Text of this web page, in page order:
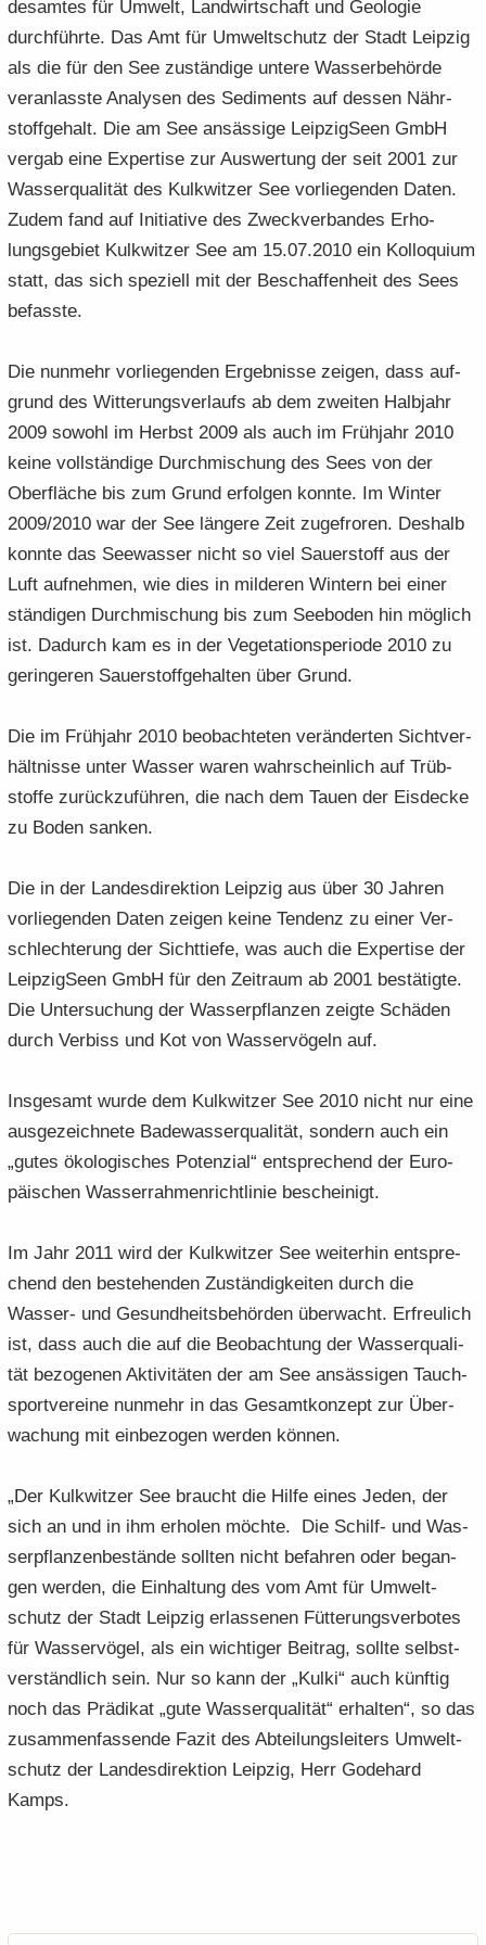
des­am­tes für Um­welt, Land­wirt­schaft und Geo­lo­gie
durch­führ­te. Das Amt für Um­welt­schutz der Stadt Leip­zig
als die für den See zu­stän­di­ge un­te­re Was­ser­be­hör­de
ver­an­lass­te Ana­ly­sen des Se­di­ments auf des­sen Nähr­
stoff­ge­halt. Die am See an­säs­si­ge Leip­zig­Se­en GmbH
ver­gab eine Ex­per­ti­se zur Aus­wer­tung der seit 2001 zur
Was­ser­qua­li­tät des Kulk­wit­zer See vor­lie­gen­den Daten.
Zudem fand auf In­itia­ti­ve des Zweck­ver­ban­des Er­ho­
lungs­ge­biet Kulk­wit­zer See am 15.07.2010 ein Kol­lo­qui­um
statt, das sich spe­zi­ell mit der Be­schaf­fen­heit des Sees
be­fass­te.
Die nun­mehr vor­lie­gen­den Er­geb­nis­se zei­gen, dass auf­
grund des Wit­te­rungs­ver­laufs ab dem zwei­ten Halb­jahr
2009 so­wohl im Herbst 2009 als auch im Früh­jahr 2010
keine voll­stän­di­ge Durch­mi­schung des Sees von der
Ober­flä­che bis zum Grund er­fol­gen konn­te. Im Win­ter
2009/2010 war der See län­ge­re Zeit zu­ge­fro­ren. Des­halb
konn­te das See­was­ser nicht so viel Sauer­stoff aus der
Luft auf­neh­men, wie dies in mil­de­ren Win­tern bei einer
stän­di­gen Durch­mi­schung bis zum See­bo­den hin mög­lich
ist. Da­durch kam es in der Ve­ge­ta­ti­ons­pe­ri­ode 2010 zu
ge­rin­ge­ren Sauer­stoff­ge­hal­ten über Grund.
Die im Früh­jahr 2010 be­ob­ach­te­ten ver­än­der­ten Sicht­ver­
hält­nis­se unter Was­ser waren wahr­schein­lich auf Trüb­
stof­fe zu­rück­zu­füh­ren, die nach dem Tauen der Eis­de­cke
zu Boden san­ken.
Die in der Lan­des­di­rek­ti­on Leip­zig aus über 30 Jah­ren
vor­lie­gen­den Daten zei­gen keine Ten­denz zu einer Ver­
schlech­te­rung der Sicht­tie­fe, was auch die Ex­per­ti­se der
Leip­zig­Se­en GmbH für den Zeit­raum ab 2001 be­stä­tig­te.
Die Un­ter­su­chung der Was­ser­pflan­zen zeig­te Schä­den
durch Ver­biss und Kot von Was­ser­vö­geln auf.
Ins­ge­samt wurde dem Kulk­wit­zer See 2010 nicht nur eine
aus­ge­zeich­ne­te Ba­de­was­ser­qua­li­tät, son­dern auch ein
„gutes öko­lo­gi­sches Po­ten­zi­al“ ent­spre­chend der Eu­ro­
päi­schen Was­ser­rah­men­richt­li­nie be­schei­nigt.
Im Jahr 2011 wird der Kulk­wit­zer See wei­ter­hin ent­spre­
chend den be­stehen­den Zu­stän­dig­kei­ten durch die
Wasser-​ und Ge­sund­heits­be­hör­den über­wacht. Er­freu­lich
ist, dass auch die auf die Be­ob­ach­tung der Was­ser­qua­li­
tät be­zo­ge­nen Ak­ti­vi­tä­ten der am See an­säs­si­gen Tauch­
sport­ver­ei­ne nun­mehr in das Ge­samt­kon­zept zur Über­
wa­chung mit ein­be­zo­gen wer­den kön­nen.
„Der Kulk­wit­zer See braucht die Hilfe eines Jeden, der
sich an und in ihm er­ho­len möch­te. Die Schilf-​ und Was­
ser­pflan­zen­be­stän­de soll­ten nicht be­fah­ren oder be­gan­
gen wer­den, die Ein­hal­tung des vom Amt für Um­welt­
schutz der Stadt Leip­zig er­las­se­nen Füt­te­rungs­ver­bo­tes
für Was­ser­vö­gel, als ein wich­ti­ger Bei­trag, soll­te selbst­
ver­ständ­lich sein. Nur so kann der „Kulki“ auch künf­tig
noch das Prä­di­kat „gute Was­ser­qua­li­tät“ er­hal­ten“, so das
zu­sam­men­fas­sen­de Fazit des Ab­tei­lungs­lei­ters Um­welt­
schutz der Lan­des­di­rek­ti­on Leip­zig, Herr Go­de­hard
Kamps.